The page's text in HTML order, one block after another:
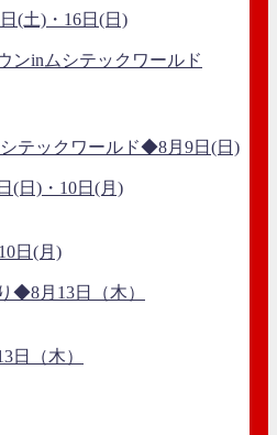
(土)・16日(日)
テックワールド◆8月9日(日)
日(月)
日（木）